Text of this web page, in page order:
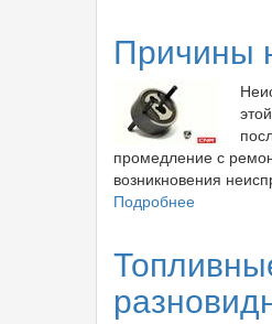
ремонт
Причины
промедление с
возникновения
Подробнее
топливных